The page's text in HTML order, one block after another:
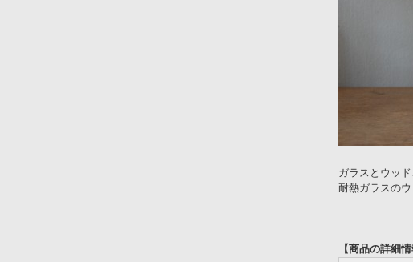
ガラスとウッ
耐熱ガラスの
【商品の詳細情